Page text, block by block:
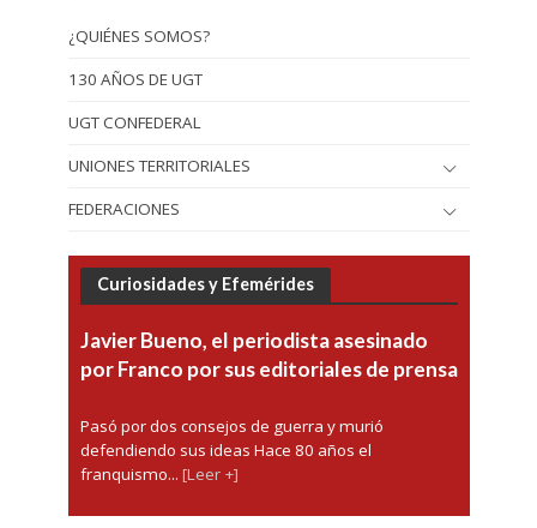
¿QUIÉNES SOMOS?
130 AÑOS DE UGT
UGT CONFEDERAL
UNIONES TERRITORIALES
FEDERACIONES
Curiosidades y Efemérides
Javier Bueno, el periodista asesinado
por Franco por sus editoriales de prensa
Pasó por dos consejos de guerra y murió
defendiendo sus ideas Hace 80 años el
franquismo... [Leer +]